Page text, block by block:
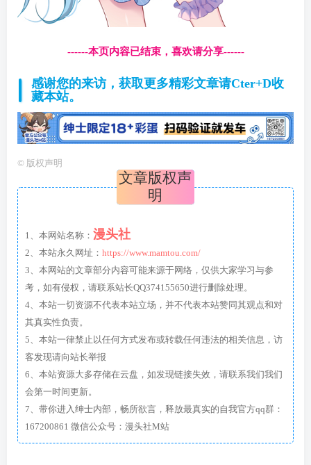
------本页内容已结束，喜欢请分享------
感谢您的来访，获取更多精彩文章请Cter+D收
藏本站。
© 版权声明
文章版权声
明
1、本网站名称： 漫头社
2、本站永久网址： https://www.mamtou.com/
3、本网站的文章部分内容可能来源于网络，仅供大家学习与参
考，如有侵权，请联系站长QQ374155650进行删除处理。
4、本站一切资源不代表本站立场，并不代表本站赞同其观点和对
其真实性负责。
5、本站一律禁止以任何方式发布或转载任何违法的相关信息，访
客发现请向站长举报
6、本站资源大多存储在云盘，如发现链接失效，请联系我们我们
会第一时间更新。
7、带你进入绅士内部，畅所欲言，释放最真实的自我官方qq群：
167200861 微信公众号：漫头社M站